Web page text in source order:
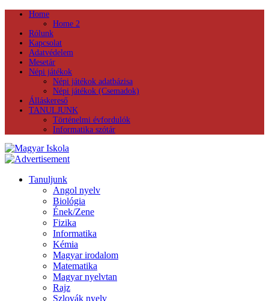
Home
Home 2
Rólunk
Kapcsolat
Adatvédelem
Mesetár
Népi játékok
Népi játékok adatbázisa
Népi játékok (Csemadok)
Álláskereső
TANULJUNK
Történelmi évfordulók
Informatika szótár
Tanuljunk
Angol nyelv
Biológia
Ének/Zene
Fizika
Informatika
Kémia
Magyar irodalom
Matematika
Magyar nyelvtan
Rajz
Szlovák nyelv